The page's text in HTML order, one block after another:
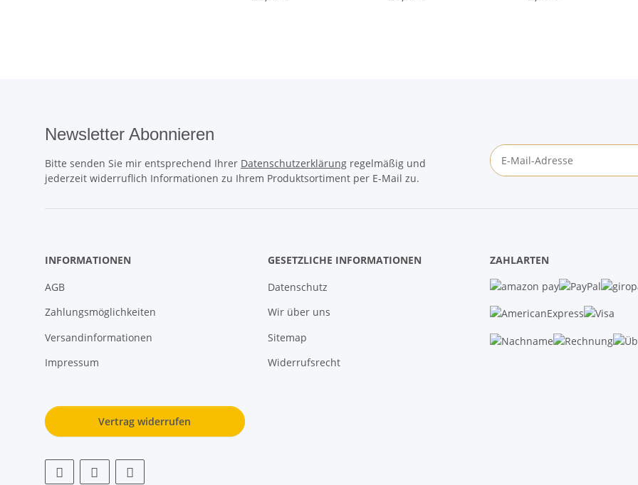
Newsletter Abonnieren
Bitte senden Sie mir entsprechend Ihrer Datenschutzerklärung regelmäßig und
jederzeit widerruflich Informationen zu Ihrem Produktsortiment per E-Mail zu.
INFORMATIONEN
AGB
Zahlungsmöglichkeiten
Versandinformationen
Impressum
GESETZLICHE INFORMATIONEN
Datenschutz
Wir über uns
Sitemap
Widerrufsrecht
ZAHLARTEN
Vertrag widerrufen